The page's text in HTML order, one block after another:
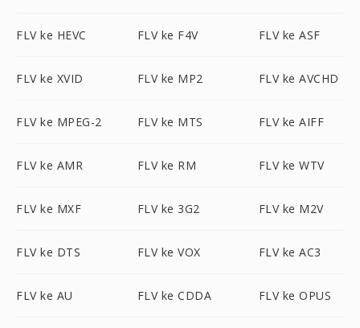
FLV ke HEVC FLV ke F4V FLV ke ASF
FLV ke XVID FLV ke MP2 FLV ke AVCHD
FLV ke MPEG-2 FLV ke MTS FLV ke AIFF
FLV ke AMR FLV ke RM FLV ke WTV
FLV ke MXF FLV ke 3G2 FLV ke M2V
FLV ke DTS FLV ke VOX FLV ke AC3
FLV ke AU FLV ke CDDA FLV ke OPUS